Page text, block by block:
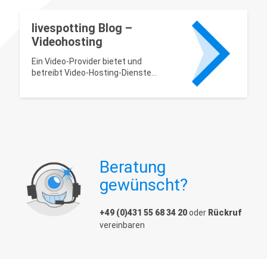
livespotting Blog –
Videohosting
Ein Video-Provider bietet und
betreibt Video-Hosting-Dienste
und Messen der Servicequalität
oder der Qualität des Erlebens
von Videoinhalten für Video-on-
Demand und Live-Bereitstellung.
Video-Hosting-Dienste betreiben
dafür oft strukturierte, groß
angelegte Systeme.
Beratung
gewünscht?
+49 (0)431 55 68 34 20oder Rückruf
vereinbaren